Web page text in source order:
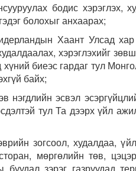
бодис хэрэглэх,
болохыг анхаарах;
Хаант Улсад хар
хэрэглэхийг
биеэс гардаг тул
байх;
нэгдлийн эсвэл
тул Та дээрх үйл
зогсоол, худалдаа,
мөргөлийн төв,